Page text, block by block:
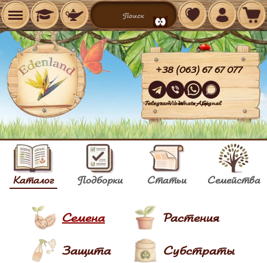
TelegramViberWhatsAppSignal
+38 (063) 67 67 077
Каталог Подборки Статьи Семейства
Семена Растения
Защита Субстраты